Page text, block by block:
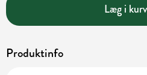
Læg i kurv
Produktinfo